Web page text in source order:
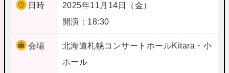
日時
2025年11月14日（金）
開演：18:30
会場 北海道札幌コンサートホールKitara・小
ホール